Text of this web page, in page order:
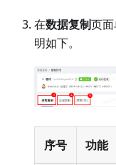
在数据复制页
明如下。
序号 功能